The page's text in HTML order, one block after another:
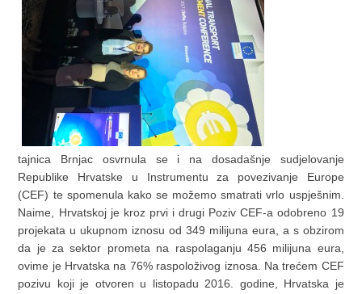
tajnica Brnjac osvrnula se i na dosadašnje sudjelovanje
Republike Hrvatske u Instrumentu za povezivanje Europe
(CEF) te spomenula kako se možemo smatrati vrlo uspješnim.
Naime, Hrvatskoj je kroz prvi i drugi Poziv CEF-a odobreno 19
projekata u ukupnom iznosu od 349 milijuna eura, a s obzirom
da je za sektor prometa na raspolaganju 456 milijuna eura,
ovime je Hrvatska na 76% raspoloživog iznosa. Na trećem CEF
pozivu koji je otvoren u listopadu 2016. godine, Hrvatska je